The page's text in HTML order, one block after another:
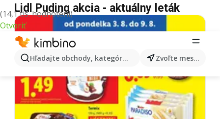
(14,1 tis. hodnotení)
Otvoriť
Hľadajte obchody, kategórie, produkty... Zvoľte mesto
Lidl Puding akcia - aktuálny leták